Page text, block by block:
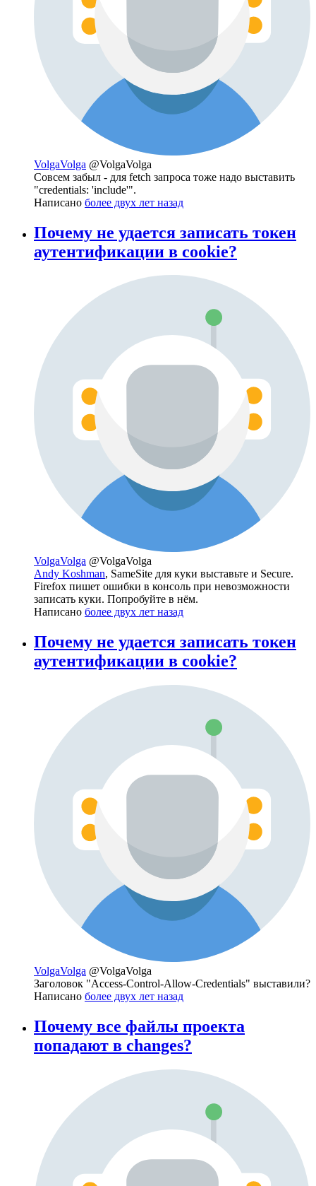
VolgaVolga @VolgaVolga
Совсем забыл - для fetch запроса тоже надо выставить
"credentials: 'include'".
Написано более двух лет назад
Почему не удается записать токен
аутентификации в cookie?
VolgaVolga @VolgaVolga
Andy Koshman, SameSite для куки выставьте и Secure.
Firefox пишет ошибки в консоль при невозможности
записать куки. Попробуйте в нём.
Написано более двух лет назад
Почему не удается записать токен
аутентификации в cookie?
VolgaVolga @VolgaVolga
Заголовок "Access-Control-Allow-Credentials" выставили?
Написано более двух лет назад
Почему все файлы проекта
попадают в changes?